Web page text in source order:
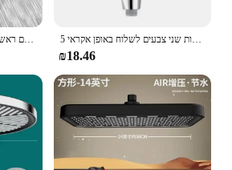
6 "גשם ראש מקלחת גשם בלחץ גבוה ראש מקלחת כרום מודרני גשם ראש מקלחת גשם ראש שחור זווית כסוף מתכווננת 5 פונקציה עגול גשם מקלחת ראש מקלחת עם צינור מקלחת למקלחת עבור חדר אמבטיה העליון איכות שני צבעים לשלוח באופן אקראי
₪18.46